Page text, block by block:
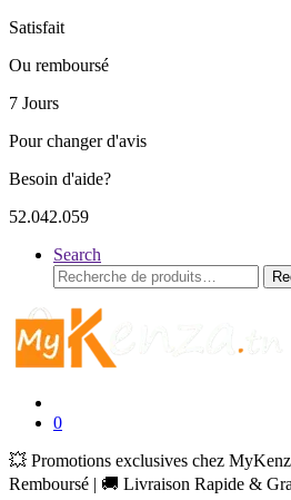
Satisfait
Ou remboursé
7 Jours
Pour changer d'avis
Besoin d'aide?
52.042.059
Search
Recherche
pour :
0
💥 Promotions exclusives chez
Remboursé | 🚚 Livraison Rapide &